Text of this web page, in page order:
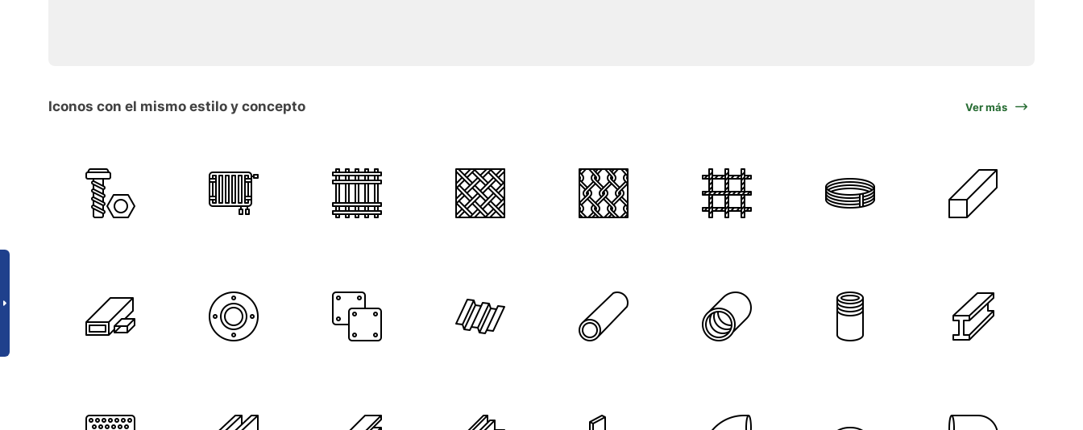
Iconos con el mismo estilo y concepto Ver más